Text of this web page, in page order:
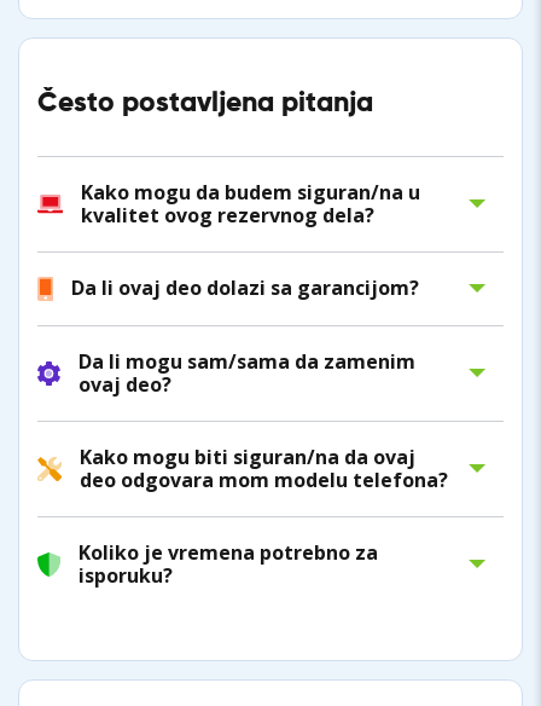
Često postavljena pitanja
Kako mogu da budem siguran/na u
kvalitet ovog rezervnog dela?
Da li ovaj deo dolazi sa garancijom?
Da li mogu sam/sama da zamenim
ovaj deo?
Kako mogu biti siguran/na da ovaj
deo odgovara mom modelu telefona?
Koliko je vremena potrebno za
isporuku?